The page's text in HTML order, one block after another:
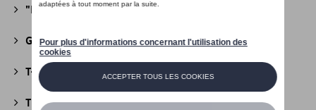
"R" Collection(19)
Golf Collection(24)
T-Roc Collection(18)
Tiguan Collection(5)